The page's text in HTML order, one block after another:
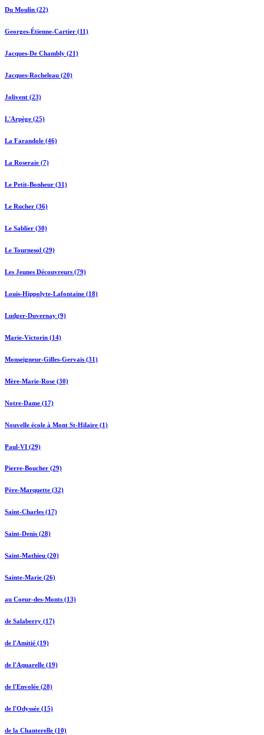
Du Moulin (22)
Georges-Étienne-Cartier (11)
Jacques-De Chambly (21)
Jacques-Rocheleau (20)
Jolivent (23)
L'Arpège (25)
La Farandole (46)
La Roseraie (7)
Le Petit-Bonheur (31)
Le Rucher (36)
Le Sablier (30)
Le Tournesol (29)
Les Jeunes Découvreurs (79)
Louis-Hippolyte-Lafontaine (18)
Ludger-Duvernay (9)
Marie-Victorin (14)
Monseigneur-Gilles-Gervais (31)
Mère-Marie-Rose (30)
Notre-Dame (17)
Nouvelle école à Mont St-Hilaire (1)
Paul-VI (29)
Pierre-Boucher (29)
Père-Marquette (32)
Saint-Charles (17)
Saint-Denis (28)
Saint-Mathieu (20)
Sainte-Marie (26)
au Coeur-des-Monts (13)
de Salaberry (17)
de l'Amitié (19)
de l'Aquarelle (19)
de l'Envolée (28)
de l'Odyssée (15)
de la Chanterelle (10)